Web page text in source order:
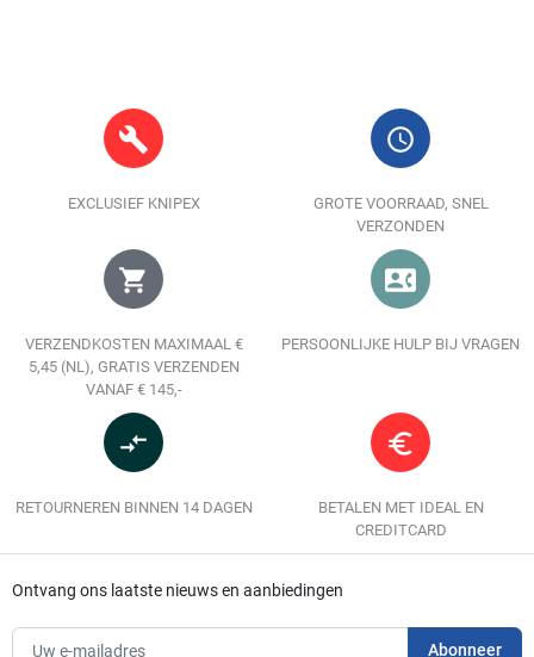
build
EXCLUSIEF KNIPEX
query_builder
GROTE VOORRAAD, SNEL
VERZONDEN
shopping_cart
VERZENDKOSTEN MAXIMAAL €
5,45 (NL), GRATIS VERZENDEN
VANAF € 145,-
contact_phone
PERSOONLIJKE HULP BIJ VRAGEN
compare_arrows
RETOURNEREN BINNEN 14 DAGEN
euro_symbol
BETALEN MET IDEAL EN
CREDITCARD
Ontvang ons laatste nieuws en aanbiedingen